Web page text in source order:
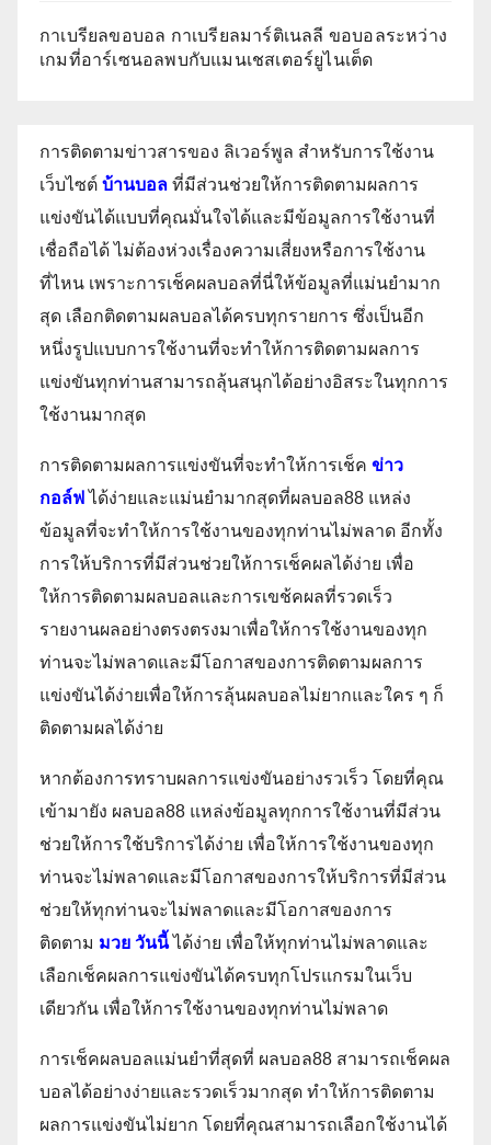
กาเบรียลขอบอล กาเบรียลมาร์ติเนลลี ขอบอลระหว่าง
เกมที่อาร์เซนอลพบกับแมนเชสเตอร์ยูไนเต็ด
การติดตามข่าวสารของ ลิเวอร์พูล สำหรับการใช้งาน
เว็บไซต์ บ้านบอล ที่มีส่วนช่วยให้การติดตามผลการ
แข่งขันได้แบบที่คุณมั่นใจได้และมีข้อมูลการใช้งานที่
เชื่อถือได้ ไม่ต้องห่วงเรื่องความเสี่ยงหรือการใช้งาน
ที่ไหน เพราะการเช็คผลบอลที่นี่ให้ข้อมูลที่แม่นยำมาก
สุด เลือกติดตามผลบอลได้ครบทุกรายการ ซึ่งเป็นอีก
หนึ่งรูปแบบการใช้งานที่จะทำให้การติดตามผลการ
แข่งขันทุกท่านสามารถลุ้นสนุกได้อย่างอิสระในทุกการ
ใช้งานมากสุด
การติดตามผลการแข่งขันที่จะทำให้การเช็ค ข่าว
กอล์ฟ ได้ง่ายและแม่นยำมากสุดที่ผลบอล88 แหล่ง
ข้อมูลที่จะทำให้การใช้งานของทุกท่านไม่พลาด อีกทั้ง
การให้บริการที่มีส่วนช่วยให้การเช็คผลได้ง่าย เพื่อ
ให้การติดตามผลบอลและการเขช้คผลที่รวดเร็ว
รายงานผลอย่างตรงตรงมาเพื่อให้การใช้งานของทุก
ท่านจะไม่พลาดและมีโอกาสของการติดตามผลการ
แข่งขันได้ง่ายเพื่อให้การลุ้นผลบอลไม่ยากและใคร ๆ ก็
ติดตามผลได้ง่าย
หากต้องการทราบผลการแข่งขันอย่างรวเร็ว โดยที่คุณ
เข้ามายัง ผลบอล88 แหล่งข้อมูลทุกการใช้งานที่มีส่วน
ช่วยให้การใช้บริการได้ง่าย เพื่อให้การใช้งานของทุก
ท่านจะไม่พลาดและมีโอกาสของการให้บริการที่มีส่วน
ช่วยให้ทุกท่านจะไม่พลาดและมีโอกาสของการ
ติดตาม มวย วันนี้ ได้ง่าย เพื่อให้ทุกท่านไม่พลาดและ
เลือกเช็คผลการแข่งขันได้ครบทุกโปรแกรมในเว็บ
เดียวกัน เพื่อให้การใช้งานของทุกท่านไม่พลาด
การเช็คผลบอลแม่นยำที่สุดที่ ผลบอล88 สามารถเช็คผล
บอลได้อย่างง่ายและรวดเร็วมากสุด ทำให้การติดตาม
ผลการแข่งขันไม่ยาก โดยที่คุณสามารถเลือกใช้งานได้